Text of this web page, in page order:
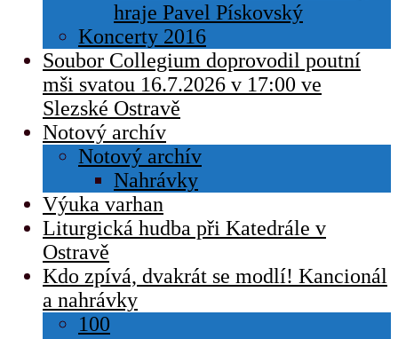
hraje Pavel Pískovský
Koncerty 2016
Soubor Collegium doprovodil poutní
mši svatou 16.7.2026 v 17:00 ve
Slezské Ostravě
Notový archív
Notový archív
Nahrávky
Výuka varhan
Liturgická hudba při Katedrále v
Ostravě
Kdo zpívá, dvakrát se modlí! Kancionál
a nahrávky
100